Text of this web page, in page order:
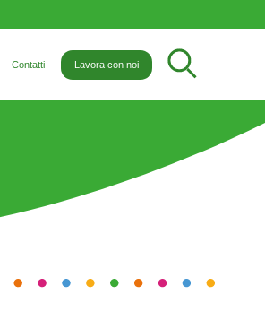
Contatti Lavora con noi